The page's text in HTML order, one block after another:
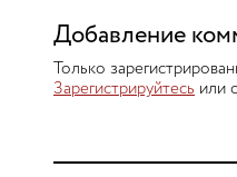
Добавление
Только
Зарегистрируйтесь или